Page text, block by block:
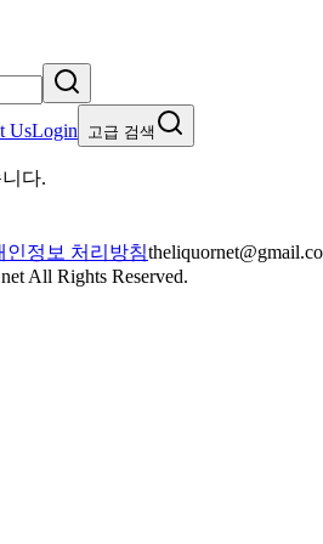
UsLogin 고급 검색
다.
인정보 처리방침
All Rights Reserved.